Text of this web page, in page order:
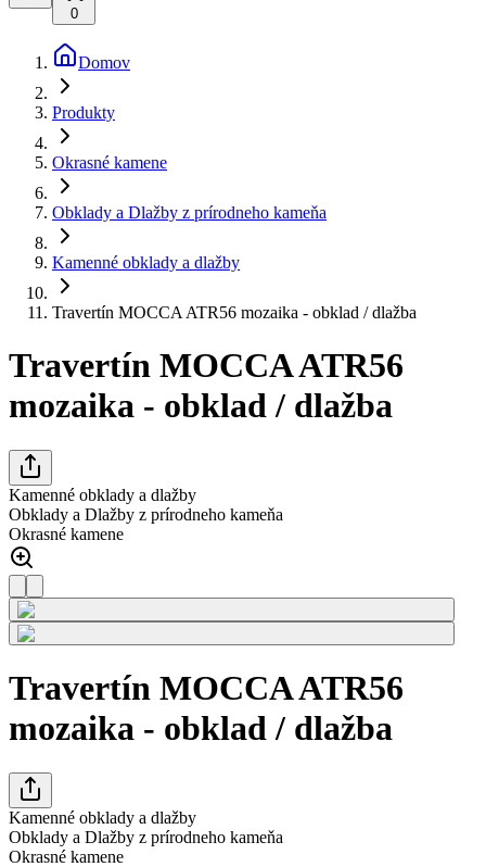
0
Domov
Produkty
Okrasné kamene
Obklady a Dlažby z prírodneho kameňa
Kamenné obklady a dlažby
Travertín MOCCA ATR56 mozaika - obklad / dlažba
Travertín MOCCA ATR56
mozaika - obklad / dlažba
Kamenné obklady a dlažby
Obklady a Dlažby z prírodneho kameňa
Okrasné kamene
Travertín MOCCA ATR56
mozaika - obklad / dlažba
Kamenné obklady a dlažby
Obklady a Dlažby z prírodneho kameňa
Okrasné kamene